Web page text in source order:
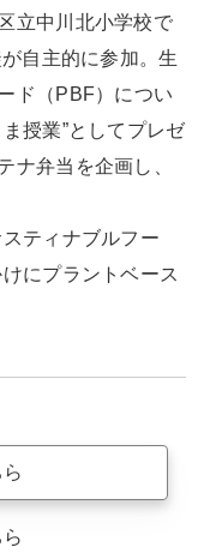
立中川北小学校で
自主的に参加。生
ド（PBF）につい
授業”としてプレゼ
ナ弁当を企画し、
スティナブルフー
にプラントベース